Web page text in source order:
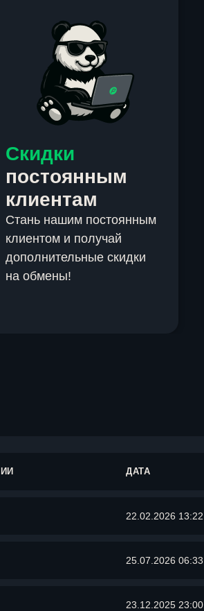
Скидки
постоянным
клиентам
Стань нашим постоянным
клиентом и получай
дополнительные скидки
на обмены!
ДАТА
22.02.2026 13:22
25.07.2026 06:33
23.12.2025 23:00